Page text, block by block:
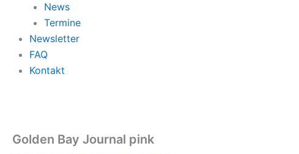
News
Termine
Newsletter
FAQ
Kontakt
Golden Bay Journal pink